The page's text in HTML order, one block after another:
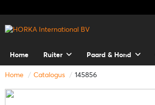
Home Ruiter Paard & Hond
Home Catalogus 145856